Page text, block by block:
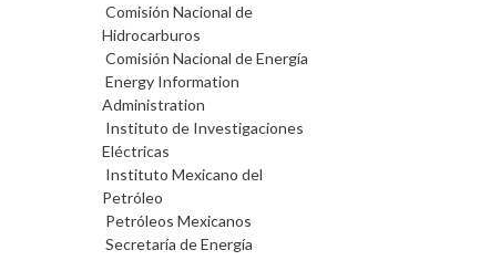
Comisión Nacional de
Hidrocarburos
Comisión Nacional de Energía
Energy Information
Administration
Instituto de Investigaciones
Eléctricas
Instituto Mexicano del
Petróleo
Petróleos Mexicanos
Secretaría de Energía